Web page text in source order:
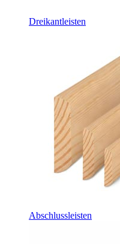
Dreikantleisten
Abschlussleisten